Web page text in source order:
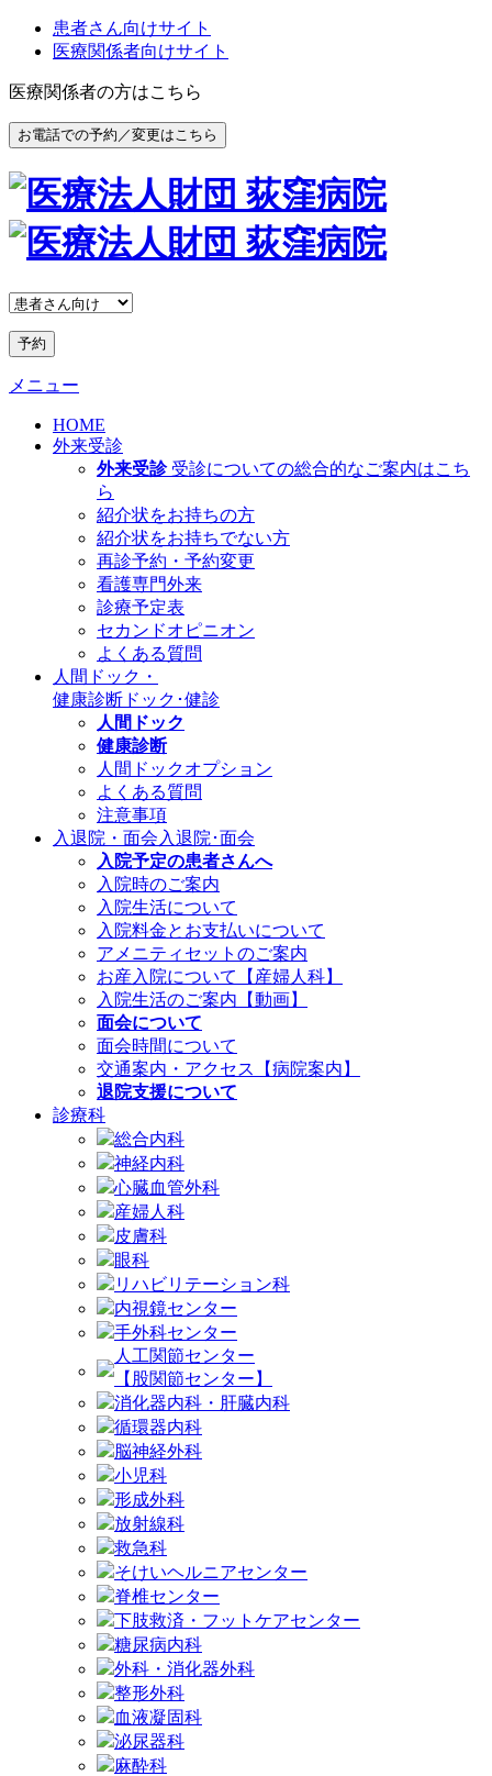
患者さん向けサイト
医療関係者向けサイト
医療関係者の方はこちら
お電話での予約／変更はこちら
予約
メニュー
HOME
外来受診
外来受診 受診についての総合的なご案内はこち
ら
紹介状をお持ちの方
紹介状をお持ちでない方
再診予約・予約変更
看護専門外来
診療予定表
セカンドオピニオン
よくある質問
人間ドック・
健康診断 ドック･健診
人間ドック
健康診断
人間ドックオプション
よくある質問
注意事項
入退院・面会 入退院･面会
入院予定の患者さんへ
入院時のご案内
入院生活について
入院料金とお支払いについて
アメニティセットのご案内
お産入院について【産婦人科】
入院生活のご案内【動画】
面会について
面会時間について
交通案内・アクセス【病院案内】
退院支援について
診療科
総合内科
神経内科
心臓血管外科
産婦人科
皮膚科
眼科
リハビリテーション科
内視鏡センター
手外科センター
人工関節センター
【股関節センター】
消化器内科・肝臓内科
循環器内科
脳神経外科
小児科
形成外科
放射線科
救急科
そけいヘルニアセンター
脊椎センター
下肢救済・フットケアセンター
糖尿病内科
外科・消化器外科
整形外科
血液凝固科
泌尿器科
麻酔科